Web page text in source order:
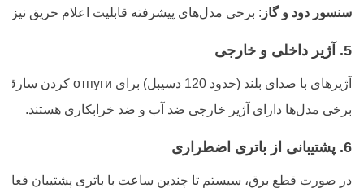
سنسور دود و گاز : برخی مدل‌های پیشرفته قابلیت اعلام حریق نیز
5. آژیر داخلی و خارجی
آژیرهای با صدای بلند (حدود 120 دسیبل) برای отпуги کردن سارقان و جلب توجه همسایگان.
برخی مدل‌ها دارای آژیر خارجی ضد آب و ضد خرابکاری هستند.
6. پشتیبانی از باتری اضطراری
در صورت قطع برق، سیستم تا چندین ساعت با باتری پشتیبان